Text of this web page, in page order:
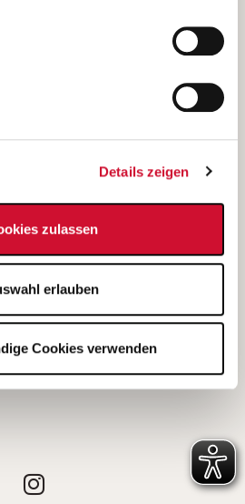
Details zeigen
zulassen
erlauben
Cookies verwenden
AWO Bezirksverbandes Unterfranken